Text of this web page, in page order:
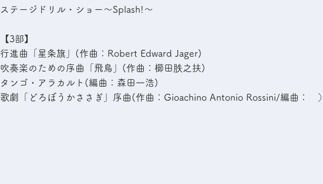
ステージドリル・ショー～Splash!～
【3部】
行進曲「星条旗」(作曲：Robert Edward Jager)
吹奏楽のための序曲「飛鳥」(作曲：櫛田胅之扶)
タンゴ・アラカルト(編曲：森田一浩)
歌劇「どろぼうかささぎ」序曲(作曲：Gioachino Antonio Rossini/編曲： ）